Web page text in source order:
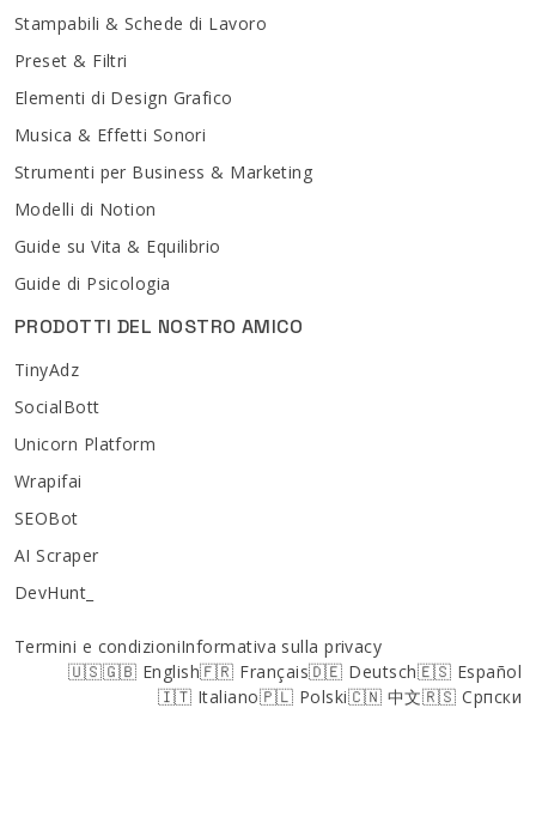
Stampabili & Schede di Lavoro
Preset & Filtri
Elementi di Design Grafico
Musica & Effetti Sonori
Strumenti per Business & Marketing
Modelli di Notion
Guide su Vita & Equilibrio
Guide di Psicologia
PRODOTTI DEL NOSTRO AMICO
TinyAdz
SocialBott
Unicorn Platform
Wrapifai
SEOBot
AI Scraper
DevHunt_
Termini e condizioniInformativa sulla privacy
🇺🇸🇬🇧 English🇫🇷 Français🇩🇪 Deutsch🇪🇸 Español
🇮🇹 Italiano🇵🇱 Polski🇨🇳 中文🇷🇸 Српски